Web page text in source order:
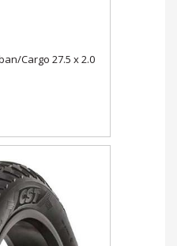
Cargo 27.5 x 2.0